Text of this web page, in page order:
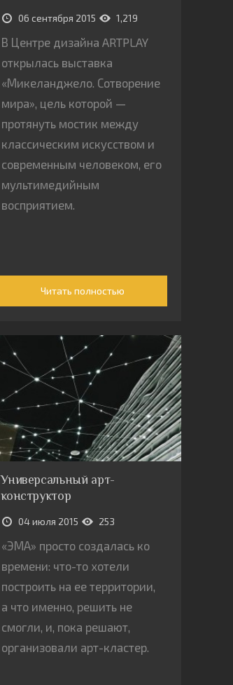
06 сентября 2015 1,219
В Центре дизайна ARTPLAY
открылась выставка
«Микеланджело. Сотворение
мира», цель которой —
протянуть мостик между
классическим искусством и
современным человеком, его
мультимедийным
восприятием.
Читать полностью
Универсальный арт-
конструктор
04 июля 2015 253
«ЭМА» просто создалась ко
времени: что-то хотели
построить на ее территории,
а что именно, решить не
смогли, и, пока решают,
организовали арт-кластер.